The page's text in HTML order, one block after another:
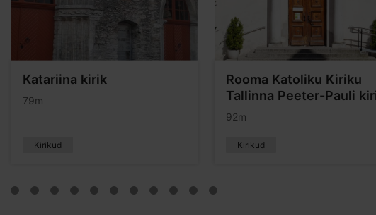
Katariina kirik
79m
Kirikud
Rooma Katoliku Kiriku
Tallinna Peeter-Pauli
92m
Kirikud